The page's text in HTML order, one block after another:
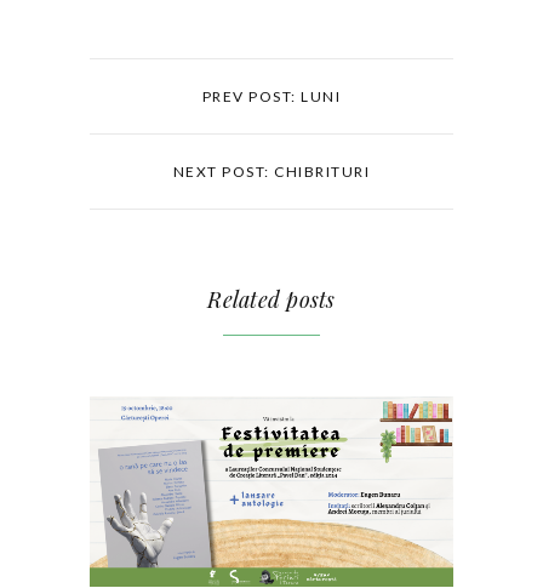
PREV POST: LUNI
NEXT POST: CHIBRITURI
Related posts